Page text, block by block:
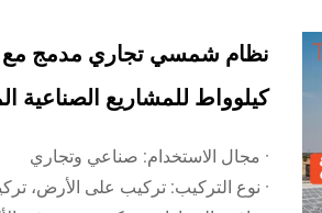
كيلوواط للمشاريع الصناعية
· مجال الاستخدام: صناعي وتجاري
· نوع التركيب: تركيب على الأرض،